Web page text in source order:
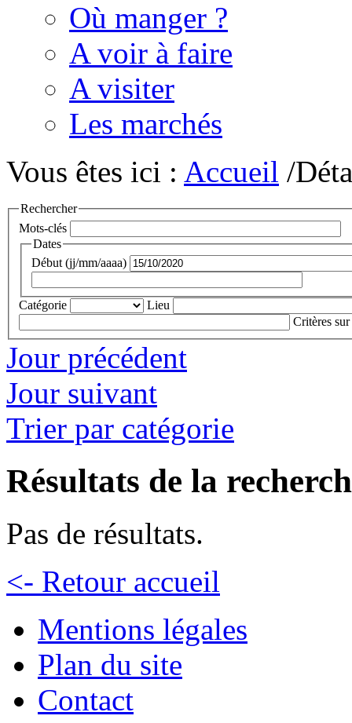
Où manger ?
A voir à faire
A visiter
Les marchés
Vous êtes ici : Accueil /
Rechercher
Mots-clés
Dates
Début (jj/mm/aaaa)
Catégorie
Lieu
Critères sur
Jour précédent
Jour suivant
Trier par catégorie
Résultats de la
Pas de résultats.
<- Retour accueil
Mentions légales
Plan du site
Contact